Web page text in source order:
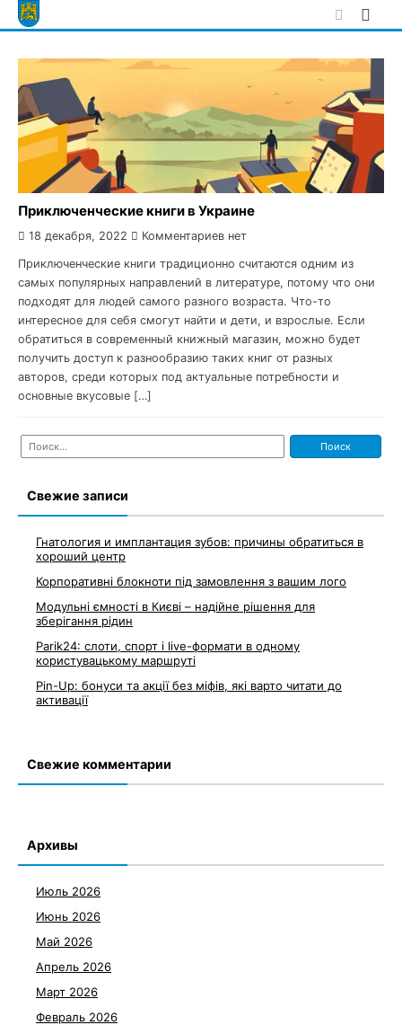
Skip
to
Приключенческие книги в Украине
18 декабря, 2022 Комментариев нет
Приключенческие книги традиционно считаются одним из
самых популярных направлений в литературе, потому что они
подходят для людей самого разного возраста. Что-то
интересное для себя смогут найти и дети, и взрослые. Если
обратиться в современный книжный магазин, можно будет
получить доступ к разнообразию таких книг от разных
авторов, среди которых под актуальные потребности и
основные вкусовые […]
Найти:
Свежие записи
Гнатология и имплантация зубов: причины обратиться в
хороший центр
Корпоративні блокноти під замовлення з вашим лого
Модульні ємності в Києві – надійне рішення для
зберігання рідин
Parik24: слоти, спорт і live-формати в одному
користувацькому маршруті
Pin-Up: бонуси та акції без міфів, які варто читати до
активації
Свежие комментарии
Архивы
Июль 2026
Июнь 2026
Май 2026
Апрель 2026
Март 2026
Февраль 2026